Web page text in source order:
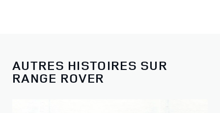
AUTRES HISTOIRES SUR
RANGE ROVER